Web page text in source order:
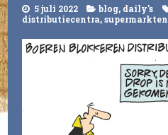
5 juli 2022 blog, daily's
distributiecentra,supermarkten